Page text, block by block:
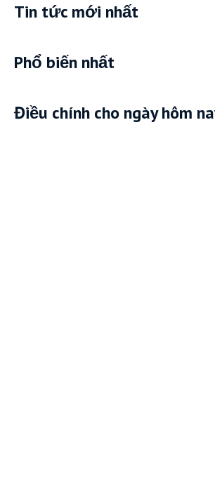
Tin tức mới nhất
Phổ biến nhất
Điều chính cho ngày hôm